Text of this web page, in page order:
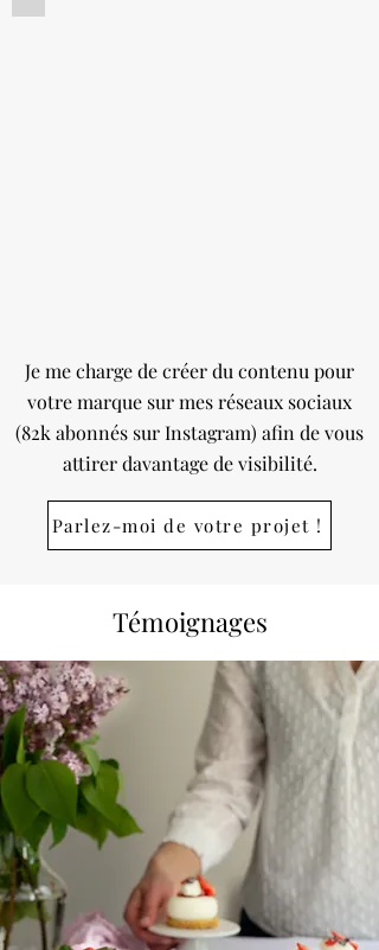
Macaron
Je me charge de créer du contenu pour
votre marque sur mes réseaux sociaux
(82k abonnés sur Instagram) afin de vous
attirer davantage de visibilité.
Parlez-moi de votre projet !
Témoignages